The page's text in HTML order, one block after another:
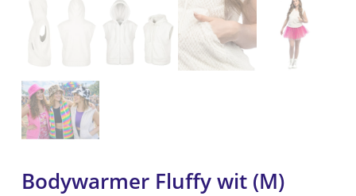
Bodywarmer Fluffy wit (M)